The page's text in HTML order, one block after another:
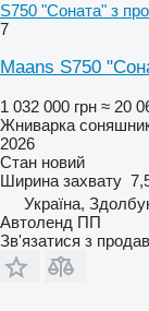
S750 "Соната" з
7
Maans S750
1 032 000 грн ≈ 20
Жниварка
2026
Стан новий
Ширина захвату
Україна,
Автоленд ПП
Зв'язатися з